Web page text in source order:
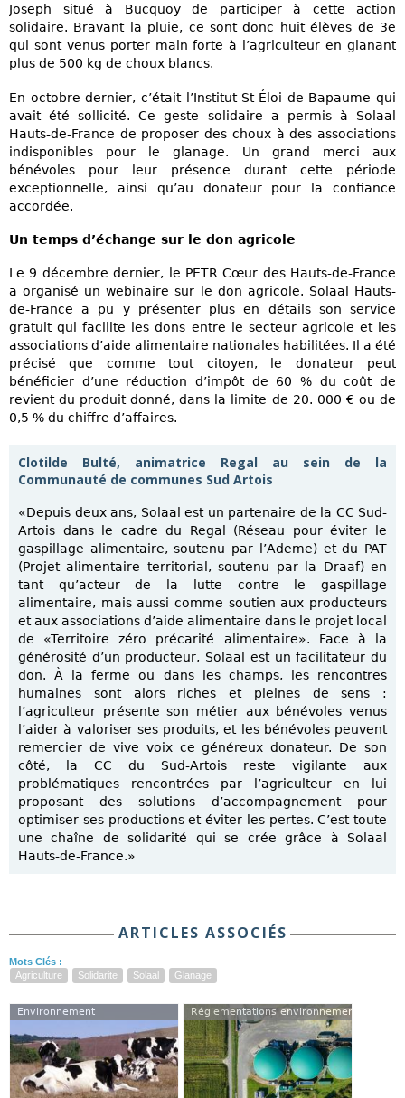
Joseph situé à Bucquoy de participer à cette action
solidaire. Bravant la pluie, ce sont donc huit élèves de 3e
qui sont venus porter main forte à l’agriculteur en glanant
plus de 500 kg de choux blancs.
En octobre dernier, c’était l’Institut St-Éloi de Bapaume qui
avait été sollicité. Ce geste solidaire a permis à Solaal
Hauts-de-France de proposer des choux à des associations
indisponibles pour le glanage. Un grand merci aux
bénévoles pour leur présence durant cette période
exceptionnelle, ainsi qu’au donateur pour la confiance
accordée.
Un temps d’échange sur le don agricole
Le 9 décembre dernier, le PETR Cœur des Hauts-de-France
a organisé un webinaire sur le don agricole. Solaal Hauts-
de-France a pu y présenter plus en détails son service
gratuit qui facilite les dons entre le secteur agricole et les
associations d’aide alimentaire nationales habilitées. Il a été
précisé que comme tout citoyen, le donateur peut
bénéficier d’une réduction d’impôt de 60 % du coût de
revient du produit donné, dans la limite de 20. 000 € ou de
0,5 % du chiffre d’affaires.
Clotilde Bulté, animatrice Regal au sein de la
Communauté de communes Sud Artois
«Depuis deux ans, Solaal est un partenaire de la CC Sud-
Artois dans le cadre du Regal (Réseau pour éviter le
gaspillage alimentaire, soutenu par l’Ademe) et du PAT
(Projet alimentaire territorial, soutenu par la Draaf) en
tant qu’acteur de la lutte contre le gaspillage
alimentaire, mais aussi comme soutien aux producteurs
et aux associations d’aide alimentaire dans le projet local
de «Territoire zéro précarité alimentaire». Face à la
générosité d’un producteur, Solaal est un facilitateur du
don. À la ferme ou dans les champs, les rencontres
humaines sont alors riches et pleines de sens :
l’agriculteur présente son métier aux bénévoles venus
l’aider à valoriser ses produits, et les bénévoles peuvent
remercier de vive voix ce généreux donateur. De son
côté, la CC du Sud-Artois reste vigilante aux
problématiques rencontrées par l’agriculteur en lui
proposant des solutions d’accompagnement pour
optimiser ses productions et éviter les pertes. C’est toute
une chaîne de solidarité qui se crée grâce à Solaal
Hauts-de-France.»
ARTICLES ASSOCIÉS
Mots Clés :
Agriculture
Solidarite Solaal Glanage
Environnement Réglementations environnementales